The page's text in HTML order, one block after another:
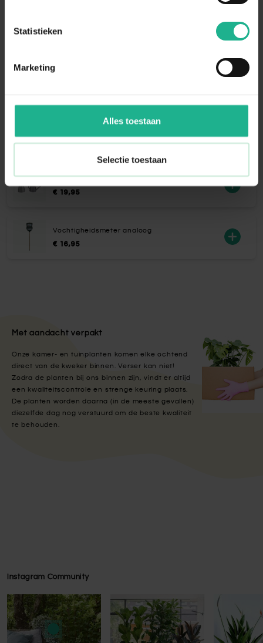
Statistieken
Marketing
Alles toestaan
Selectie toestaan
veroorzaken en dat zal de plant schaden.
er op duiden dat de plant te weinig water
of teveel zonlicht ontvangt. Pas de
Aanraders van
Elho Brussels Gieter & Plantenspuit Antraciet
€ 19,95
Vochtigheidsmeter analoog
€ 16,95
Met aandacht verpakt
Onze kamer- en tuinplanten komen elke ochtend
direct van de kweker binnen. Verser kan niet!
Zodra de planten bij ons binnen zijn, vindt er altijd
een kwaliteitscontrole en strenge keuring plaats.
De planten worden daarna (in de meeste gevallen)
diezelfde dag nog verstuurd om de beste kwaliteit
te behouden.
Instagram Community
Press to skip carousel
Press to skip carousel